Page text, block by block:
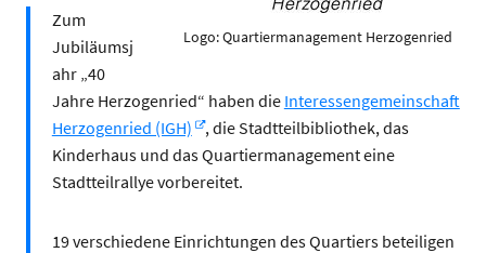
Logo: Quartiermanagement Herzogenried
Zum
Jubiläumsj
ahr „40
Jahre Herzogenried“ haben die Interessengemeinschaft
Herzogenried (IGH)
, die Stadtteilbibliothek, das
Kinderhaus und das Quartiermanagement eine
Stadtteilrallye vorbereitet.
19 verschiedene Einrichtungen des Quartiers beteiligen